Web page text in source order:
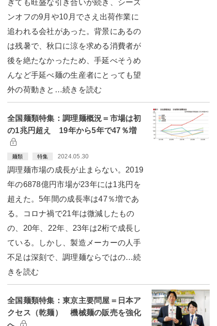
ぎても旺盛な引き合いが続き、シーズ
ンオフの9月や10月でさえ出荷作業に
追われる会社があった。背景にあるの
は残暑で、秋口に涼を求める消費者が
後を絶たなかったため、手延べそうめ
んなど手延べ麺の生産者にとっても望
外の荷動きと…続きを読む
全国麺類特集：調理麺概況＝市場は初
の1兆円超え 19年から5年で47％増
麺類 特集 2024.05.30
調理麺市場の成長が止まらない。2019
年の6878億円市場が23年には1兆円を
超えた。5年間の成長率は47％増であ
る。コロナ禍で21年は微減したもの
の、20年、22年、23年は2桁で成長し
ている。しかし、製造メーカーの人手
不足は深刻で、調理麺ならではの…続
きを読む
全国麺類特集：東京主要問屋＝日本ア
クセス（乾麺） 機械麺の販売を強化